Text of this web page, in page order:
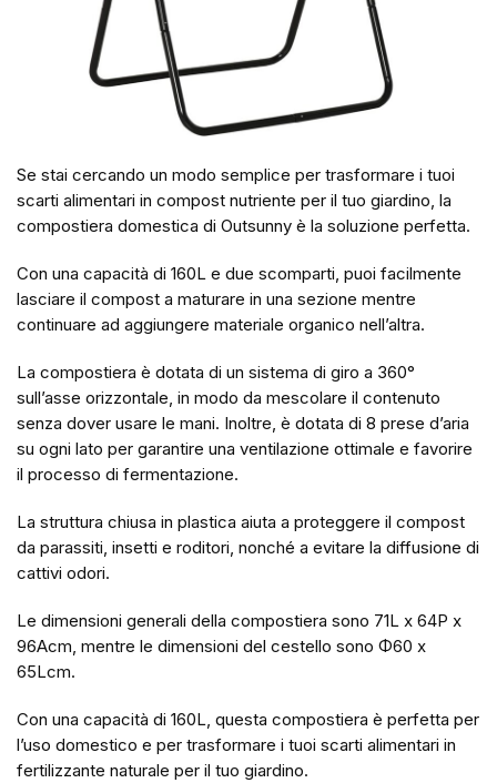
Se stai cercando un modo semplice per trasformare i tuoi
scarti alimentari in compost nutriente per il tuo giardino, la
compostiera domestica di Outsunny è la soluzione perfetta.
Con una capacità di 160L e due scomparti, puoi facilmente
lasciare il compost a maturare in una sezione mentre
continuare ad aggiungere materiale organico nell’altra.
La compostiera è dotata di un sistema di giro a 360°
sull’asse orizzontale, in modo da mescolare il contenuto
senza dover usare le mani. Inoltre, è dotata di 8 prese d’aria
su ogni lato per garantire una ventilazione ottimale e favorire
il processo di fermentazione.
La struttura chiusa in plastica aiuta a proteggere il compost
da parassiti, insetti e roditori, nonché a evitare la diffusione di
cattivi odori.
Le dimensioni generali della compostiera sono 71L x 64P x
96Acm, mentre le dimensioni del cestello sono Φ60 x
65Lcm.
Con una capacità di 160L, questa compostiera è perfetta per
l’uso domestico e per trasformare i tuoi scarti alimentari in
fertilizzante naturale per il tuo giardino.